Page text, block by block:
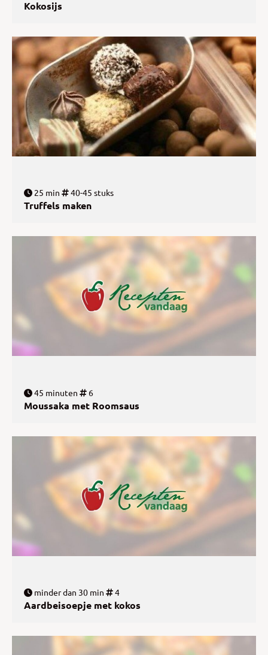
Kokosijs
25 min 40-45 stuks
Truffels maken
45 minuten 6
Moussaka met Roomsaus
minder dan 30 min 4
Aardbeisoepje met kokos